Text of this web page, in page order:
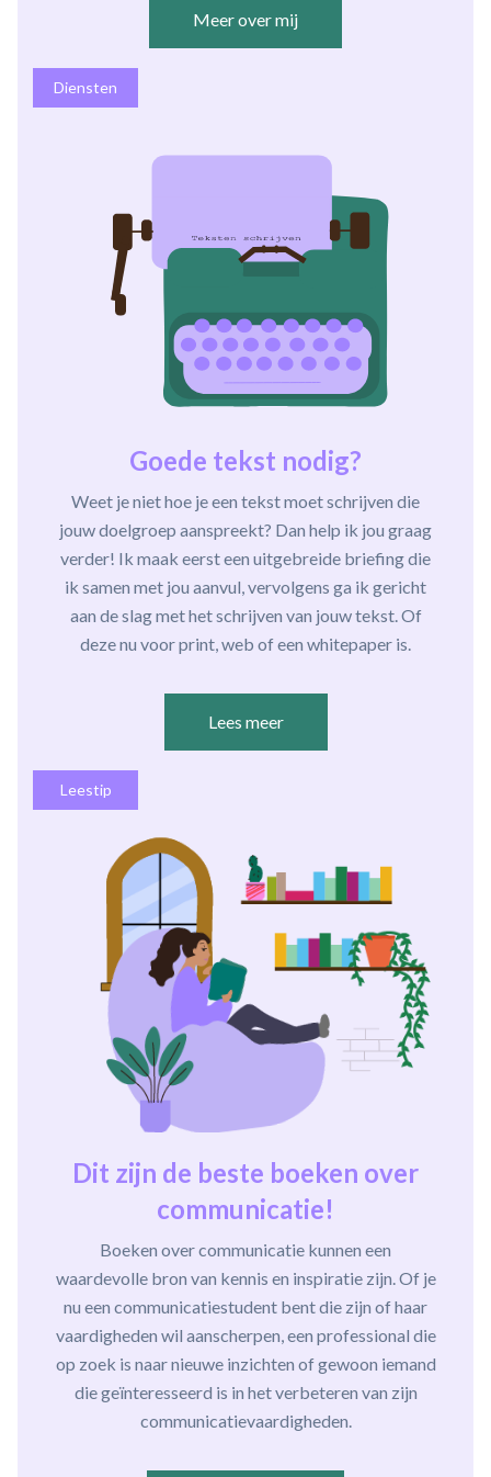
Meer over mij
Diensten
Goede tekst nodig?
Weet je niet hoe je een tekst moet schrijven die
jouw doelgroep aanspreekt? Dan help ik jou graag
verder! Ik maak eerst een uitgebreide briefing die
ik samen met jou aanvul, vervolgens ga ik gericht
aan de slag met het schrijven van jouw tekst. Of
deze nu voor print, web of een whitepaper is.
Lees meer
Leestip
Dit zijn de beste boeken over
communicatie!
Boeken over communicatie kunnen een
waardevolle bron van kennis en inspiratie zijn. Of je
nu een communicatiestudent bent die zijn of haar
vaardigheden wil aanscherpen, een professional die
op zoek is naar nieuwe inzichten of gewoon iemand
die geïnteresseerd is in het verbeteren van zijn
communicatievaardigheden.